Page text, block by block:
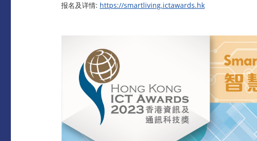
报名及详情: https://smartliving.ictawards.hk